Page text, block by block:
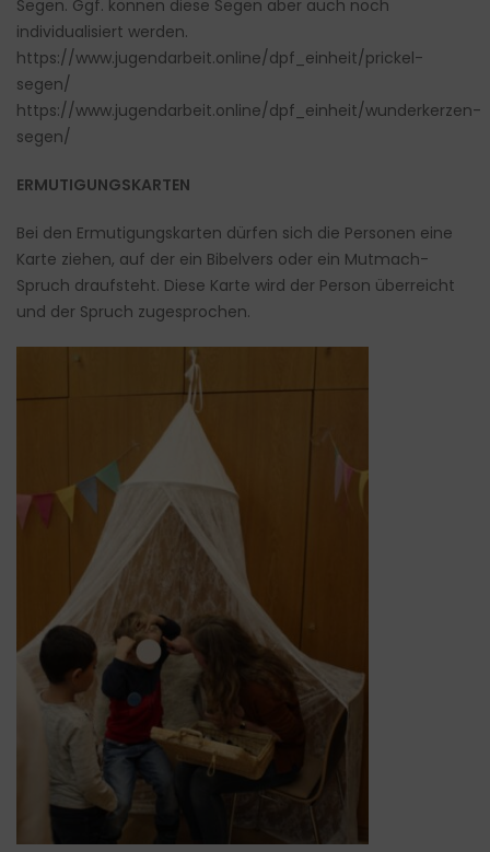
Segen. Ggf. können diese Segen aber auch noch
individualisiert werden.
https://www.jugendarbeit.online/dpf_einheit/prickel-
segen/
https://www.jugendarbeit.online/dpf_einheit/wunderkerzen-
segen/
ERMUTIGUNGSKARTEN
Bei den Ermutigungskarten dürfen sich die Personen eine
Karte ziehen, auf der ein Bibelvers oder ein Mutmach-
Spruch draufsteht. Diese Karte wird der Person überreicht
und der Spruch zugesprochen.